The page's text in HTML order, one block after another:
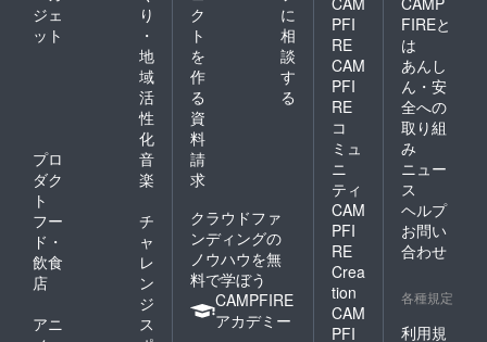
ジェ
ット
り
・
地
域
活
性
化
プロ
ダク
ト
音
楽
フー
ド・
飲食
店
チ
ャ
レ
ン
ジ
アニ
ス
ク
ト
を
作
る
に
相
談
す
る
資
料
請
求
クラウドファ
ンディングの
ノウハウを無
料で学ぼう
CAMPFIRE
アカデミー
PFI
RE
CAM
PFI
RE
コ
ミュ
ニ
ティ
CAM
PFI
RE
Crea
tion
CAM
PFI
FIREと
は
あんし
ん・安
全への
取り組
み
ニュー
ス
ヘルプ
お問い
合わせ
各種規定
利用規